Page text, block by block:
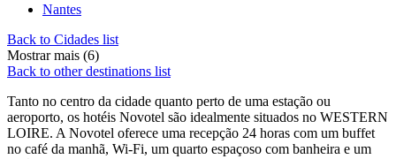
Nantes
Back to Cidades list
Mostrar mais (6)
Back to other destinations list
Tanto no centro da cidade quanto perto de uma estação ou
aeroporto, os hotéis Novotel são idealmente situados no WESTERN
LOIRE. A Novotel oferece uma recepção 24 horas com um buffet
no café da manhã, Wi-Fi, um quarto espaçoso com banheira e um